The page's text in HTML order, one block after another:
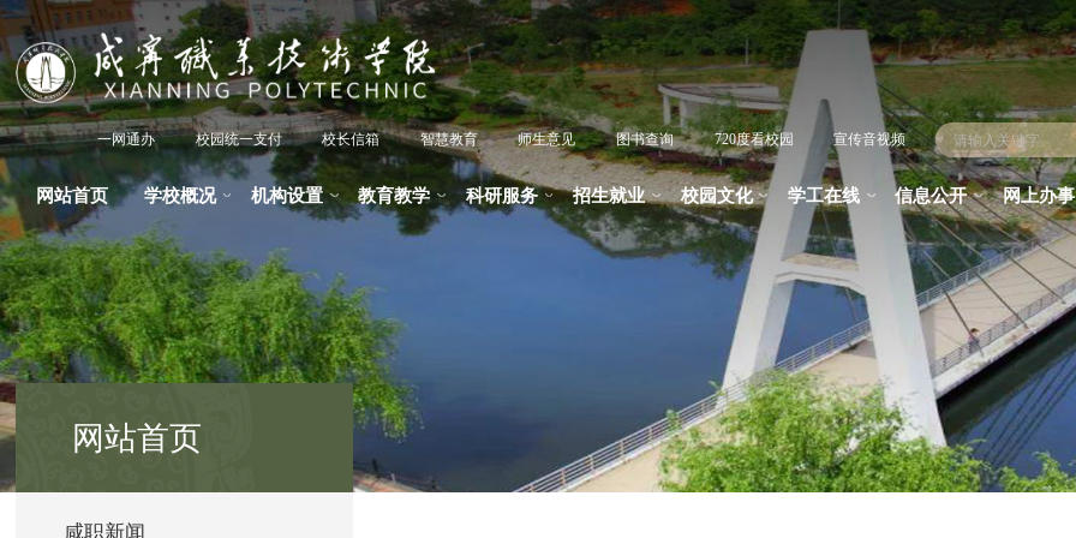
一网通办 校园统一支付 校长信箱 智慧教育 师生意见 图书查询 720度看校园 宣传音视频
网站首页 学校概况 机构设置 教育教学 科研服务 招生就业 校园文化 学工在线 信息公开 网上办事
网站首页
咸职新闻